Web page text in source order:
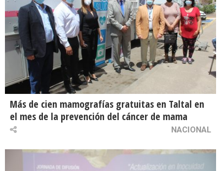
Más de cien mamografías gratuitas en Taltal en
el mes de la prevención del cáncer de mama
NACIONAL